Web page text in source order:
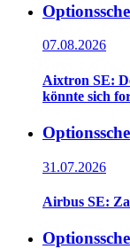
07.08.2026
Aixtron SE:
könnte sich
31.07.2026
Airbus SE: